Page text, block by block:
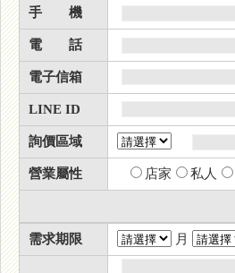
手 機
電 話
電子信箱
LINE ID
詢價區域
營業屬性 店家 私人
需求期限 月